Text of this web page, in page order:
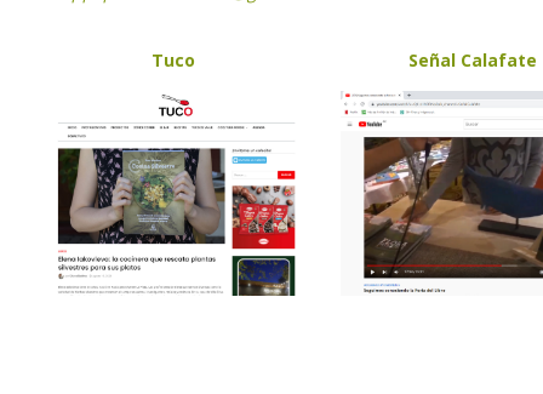
Tuco Señal Calafate